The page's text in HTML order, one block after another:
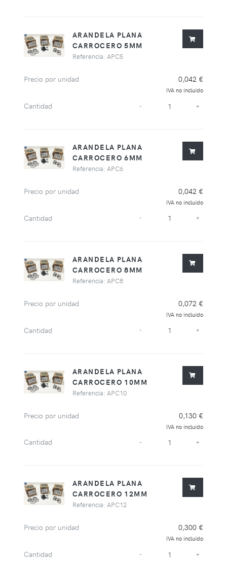
ARANDELA PLANA
CARROCERO 5MM
Referencia: APC5
Precio por unidad 0,042 €
IVA no incluido
Cantidad - +
ARANDELA PLANA
CARROCERO 6MM
Referencia: APC6
Precio por unidad 0,042 €
IVA no incluido
Cantidad - +
ARANDELA PLANA
CARROCERO 8MM
Referencia: APC8
Precio por unidad 0,072 €
IVA no incluido
Cantidad - +
ARANDELA PLANA
CARROCERO 10MM
Referencia: APC10
Precio por unidad 0,130 €
IVA no incluido
Cantidad - +
ARANDELA PLANA
CARROCERO 12MM
Referencia: APC12
Precio por unidad 0,300 €
IVA no incluido
Cantidad - +